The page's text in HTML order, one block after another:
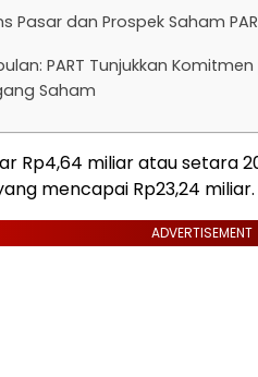
Pasar dan Prospek Saham
PART Tunjukkan
Saham
Rp4,64 miliar atau setara
mencapai Rp23,24 miliar.
ADVERTISEMENT